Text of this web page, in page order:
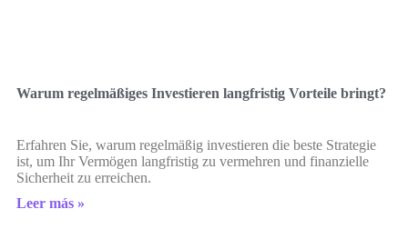
Warum regelmäßiges Investieren langfristig Vorteile bringt?
Erfahren Sie, warum regelmäßig investieren die beste Strategie
ist, um Ihr Vermögen langfristig zu vermehren und finanzielle
Sicherheit zu erreichen.
Leer más »